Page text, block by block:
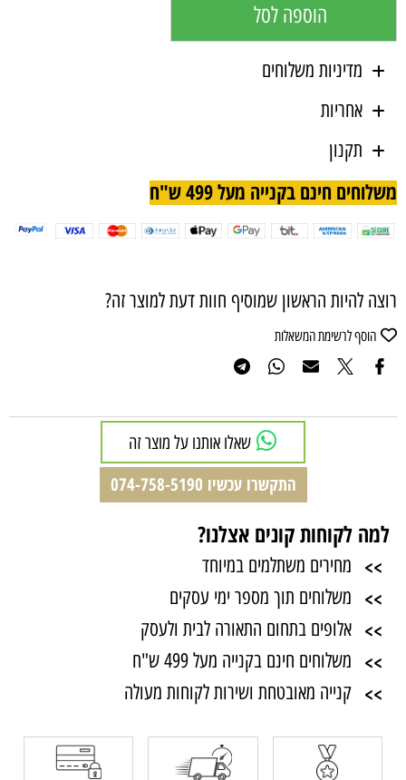
הוספה לסל
מדיניות משלוחים
אחריות
תקנון
משלוחים חינם בקנייה מעל 499 ש"ח
רוצה להיות הראשון שמוסיף חוות דעת למוצר זה?
הוסף לרשימת המשאלות
שאלו אותנו על מוצר זה
התקשרו עכשיו 074-758-5190
למה לקוחות קונים אצלנו?
>> מחירים משתלמים במיוחד
>> משלוחים תוך מספר ימי עסקים
>> אלופים בתחום התאורה לבית ולעסק
>> משלוחים חינם בקנייה מעל 499 ש"ח
>> קנייה מאובטחת ושירות לקוחות מעולה